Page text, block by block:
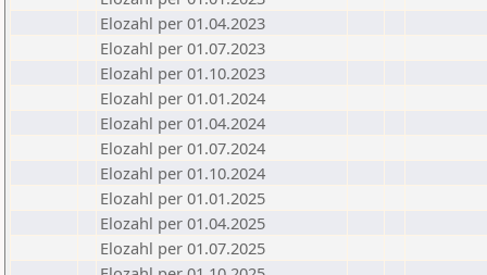
Elozahl per 01.04.2023
Elozahl per 01.07.2023
Elozahl per 01.10.2023
Elozahl per 01.01.2024
Elozahl per 01.04.2024
Elozahl per 01.07.2024
Elozahl per 01.10.2024
Elozahl per 01.01.2025
Elozahl per 01.04.2025
Elozahl per 01.07.2025